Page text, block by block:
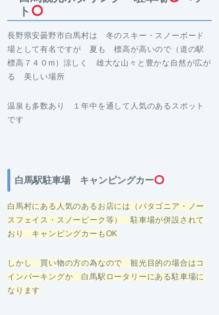
ト
長野県安曇野市白馬村は 冬のスキー・スノーボード
場として有名ですが 夏も 標高が高いので（道の駅
標高７４０m）涼しく 雄大な山々と豊かな自然が広が
る 美しい場所
温泉も多数あり １年中を通して人気のあるスポット
です
白馬駅駐車場 キャンピングカー
白馬村にある人気のあるお店には （パタゴニア ・ ノー
スフェイス ・ スノーピーク 等）
駐車場が併設されて
おり キャンピングカーもOK
しかし 買い物の方の為なので 観光目的の場合はコ
インパーキングか 白馬駅ロータリーにある駐車場に
なります